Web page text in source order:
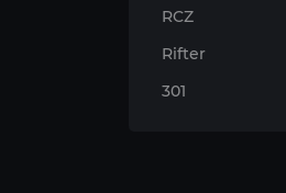
RCZ
Rifter
301